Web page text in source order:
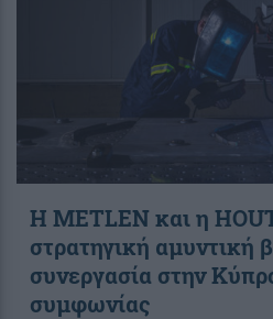
Η METLEN και η
στρατηγική αμυντική
συνεργασία στην
συμφωνίας